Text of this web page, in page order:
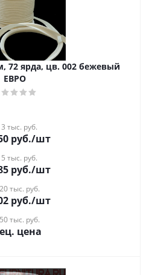
72 ярда, цв. 002 бежевый
ЕВРО
тыс. руб.
руб./шт
тыс. руб.
руб./шт
тыс. руб.
руб./шт
тыс. руб.
цена